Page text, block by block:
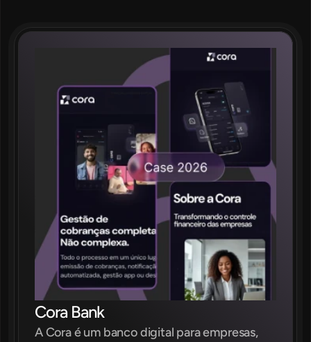
Cora Bank
A Cora é um banco digital para empresas,